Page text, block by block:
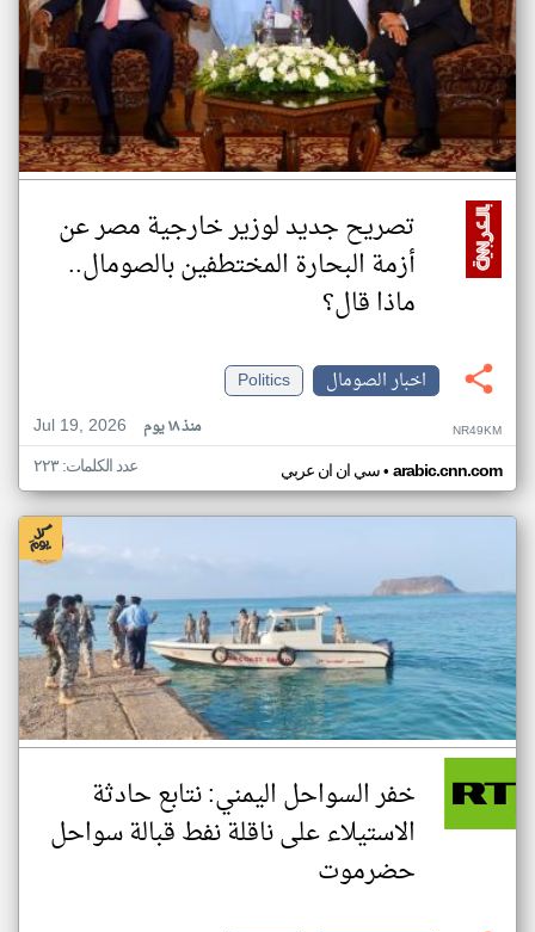
تصريح جديد لوزير خارجية مصر عن
أزمة البحارة المختطفين بالصومال..
ماذا قال؟
اخبار الصومال
Politics
Jul 19, 2026
منذ ١٨ يوم NR49KM
سي ان ان عربي• arabic.cnn.com عدد الكلمات: ٢٢٣
خفر السواحل اليمني: نتابع حادثة
الاستيلاء على ناقلة نفط قبالة سواحل
حضرموت